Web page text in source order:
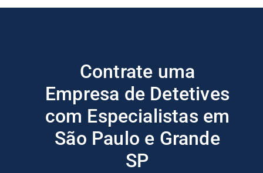
Contrate uma
Empresa de Detetives
com Especialistas em
São Paulo e Grande
SP